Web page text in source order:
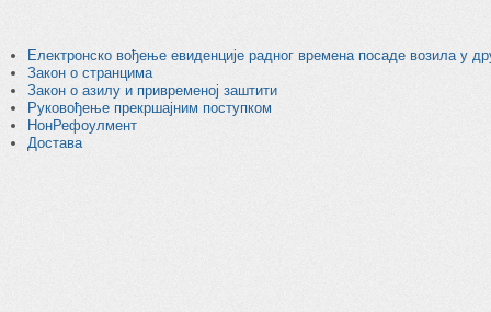
Електронско вођење евиденције радног времена посаде возила у
Закон о странцима
Закон о азилу и привременој заштити
Руковођење прекршајним поступком
НонРефоулмент
Достава